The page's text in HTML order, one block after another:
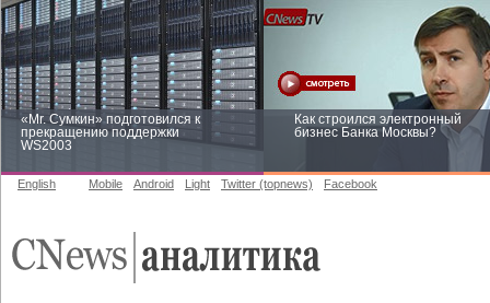
«Mr. Сумкин» подготовился к
прекращению поддержки
WS2003
Как строился электронный
бизнес Банка Москвы?
English Mobile Android Light Twitter (topnews) Facebook